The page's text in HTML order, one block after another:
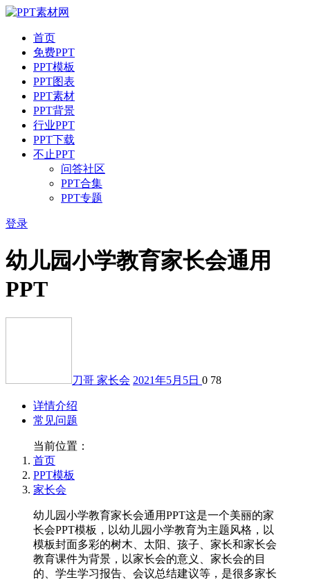
首页
免费PPT
PPT模板
PPT图表
PPT素材
PPT背景
行业PPT
PPT下载
不止PPT
问答社区
PPT合集
PPT专题
登录
幼儿园小学教育家长会通用
PPT
刀哥 家长会 2021年5月5日 0 78
详情介绍
常见问题
当前位置：
首页
PPT模板
家长会
幼儿园小学教育家长会通用PPT这是一个美丽的家
长会PPT模板，以幼儿园小学教育为主题风格，以
模板封面多彩的树木、太阳、孩子、家长和家长会
教育课件为背景，以家长会的意义、家长会的目
的、学生学习报告、会议总结建议等，是很多家长